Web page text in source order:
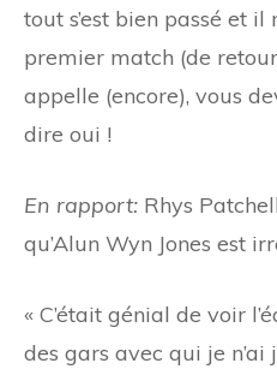
tout s’est bien passé et
premier match (de
appelle (encore), vous
dire oui !
En rapport: Rhys
qu’Alun Wyn Jones est
« C’était génial de voir
des gars avec qui je